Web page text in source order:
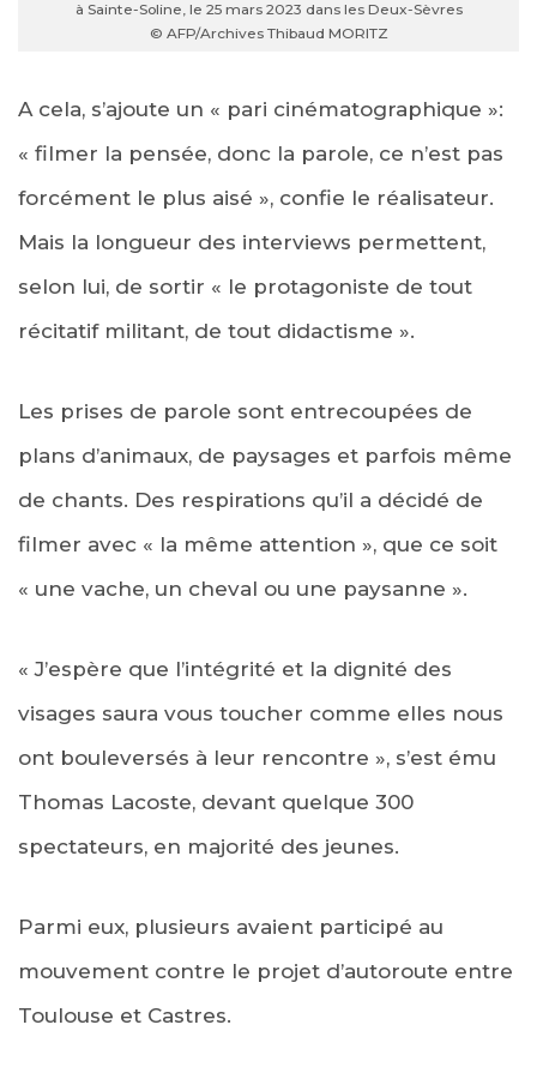
à Sainte-Soline, le 25 mars 2023 dans les Deux-Sèvres
© AFP/Archives Thibaud MORITZ
A cela, s’ajoute un « pari cinématographique »:
« filmer la pensée, donc la parole, ce n’est pas
forcément le plus aisé », confie le réalisateur.
Mais la longueur des interviews permettent,
selon lui, de sortir « le protagoniste de tout
récitatif militant, de tout didactisme ».
Les prises de parole sont entrecoupées de
plans d’animaux, de paysages et parfois même
de chants. Des respirations qu’il a décidé de
filmer avec « la même attention », que ce soit
« une vache, un cheval ou une paysanne ».
« J’espère que l’intégrité et la dignité des
visages saura vous toucher comme elles nous
ont bouleversés à leur rencontre », s’est ému
Thomas Lacoste, devant quelque 300
spectateurs, en majorité des jeunes.
Parmi eux, plusieurs avaient participé au
mouvement contre le projet d’autoroute entre
Toulouse et Castres.